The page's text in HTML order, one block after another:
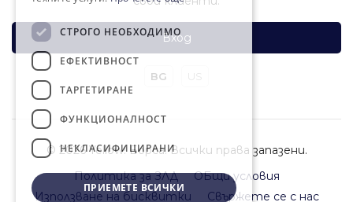
Вход
BG
© 2026 Yellow! Борса. Всички права запазени.
Политика за ЗЛД
ОБщи условия
Използване на бисквитки
Свържете се с нас
СТРОГО НЕОБХОДИМО
ЕФЕКТИВНОСТ
ТАРГЕТИРАНЕ
ФУНКЦИОНАЛНОСТ
НЕКЛАСИФИЦИРАНИ
ПРИЕМЕТЕ ВСИЧКИ